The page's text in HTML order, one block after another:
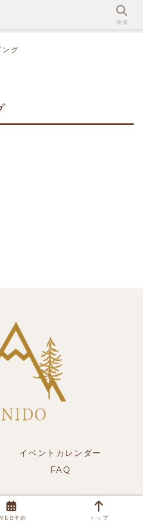
ング
イベントカレンダー
FAQ
ンピングLENIDO山中湖.
検索
予約 トップ